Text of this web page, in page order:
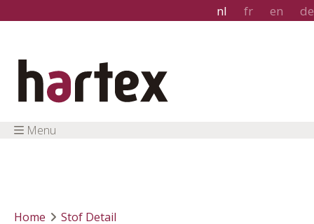
nl fr en de
Menu
Home Stof Detail